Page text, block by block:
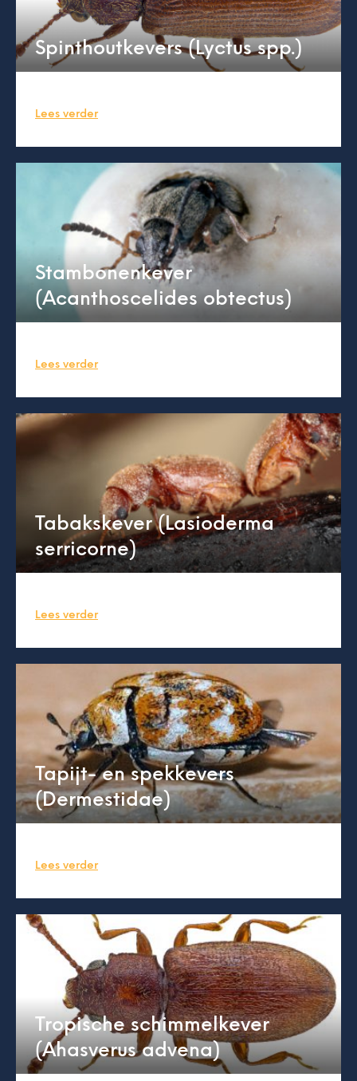
Spinthoutkevers (Lyctus spp.)
Lees verder
Stambonenkever
(Acanthoscelides obtectus)
Lees verder
Tabakskever (Lasioderma
serricorne)
Lees verder
Tapijt- en spekkevers
(Dermestidae)
Lees verder
Tropische schimmelkever
(Ahasverus advena)